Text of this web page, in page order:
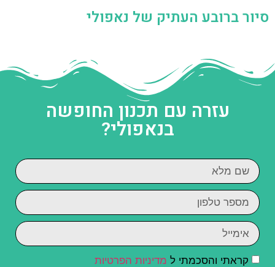
סיור ברובע העתיק של נאפולי
עזרה עם תכנון החופשה
בנאפולי?
קראתי והסכמתי ל מדיניות הפרטיות